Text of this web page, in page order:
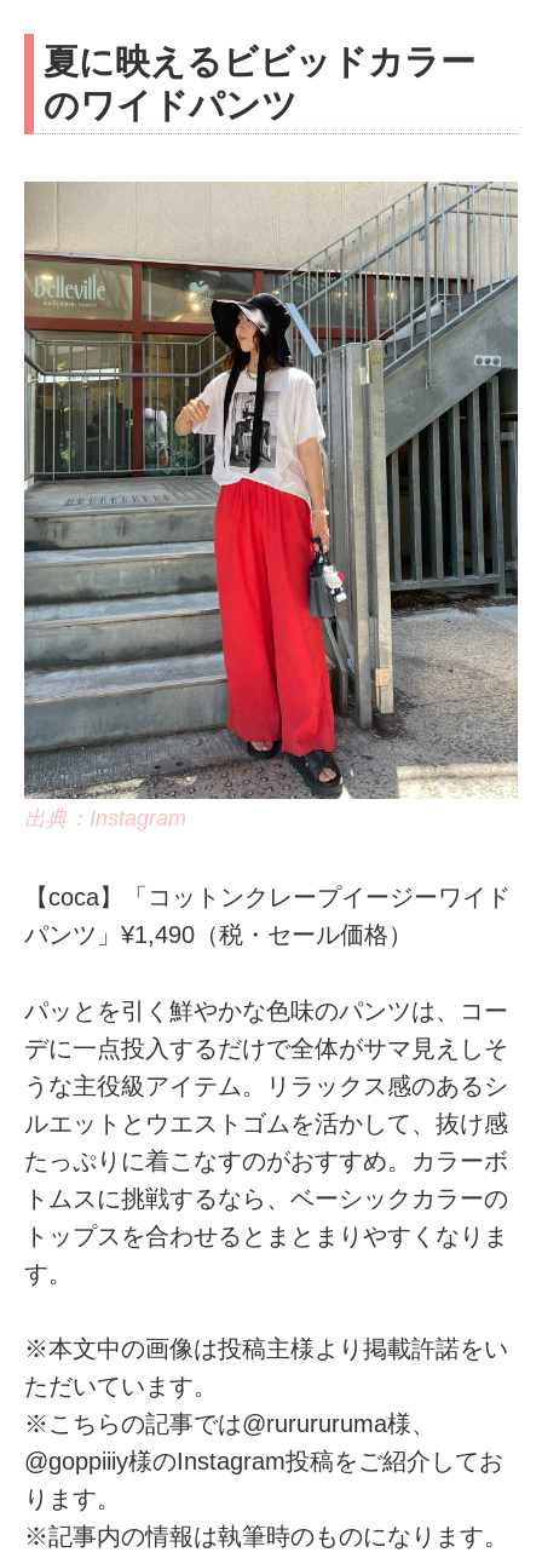
夏に映えるビビッドカラー
のワイドパンツ
出典：Instagram
【coca】「コットンクレープイージーワイド
パンツ」¥1,490（税・セール価格）
パッとを引く鮮やかな色味のパンツは、コー
デに一点投入するだけで全体がサマ見えしそ
うな主役級アイテム。リラックス感のあるシ
ルエットとウエストゴムを活かして、抜け感
たっぷりに着こなすのがおすすめ。カラーボ
トムスに挑戦するなら、ベーシックカラーの
トップスを合わせるとまとまりやすくなりま
す。
※本文中の画像は投稿主様より掲載許諾をい
ただいています。
※こちらの記事では@rurururuma様、
@goppiiiy様のInstagram投稿をご紹介してお
ります。
※記事内の情報は執筆時のものになります。